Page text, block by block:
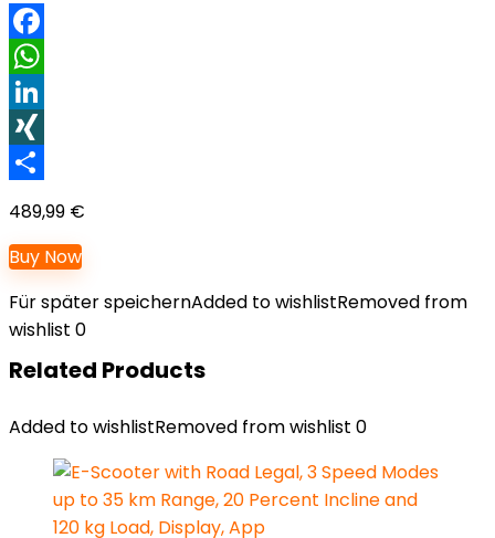
Facebook
WhatsApp
LinkedIn
XING
489,99 €
Buy Now
Für später speichernAdded to wishlistRemoved from
wishlist 0
Related Products
Added to wishlistRemoved from wishlist 0